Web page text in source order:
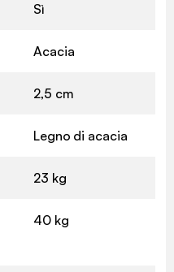
Sì
Acacia
2,5 cm
Legno di acacia
23 kg
40 kg